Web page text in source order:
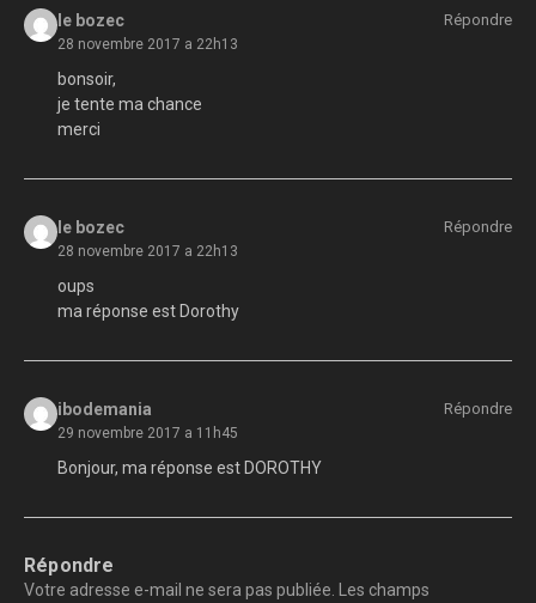
le bozec
28 novembre 2017 a 22h13
Répondre
bonsoir,
je tente ma chance
merci
le bozec
28 novembre 2017 a 22h13
Répondre
oups
ma réponse est Dorothy
ibodemania
29 novembre 2017 a 11h45
Répondre
Bonjour, ma réponse est DOROTHY
Répondre
Votre adresse e-mail ne sera pas publiée.
Les champs